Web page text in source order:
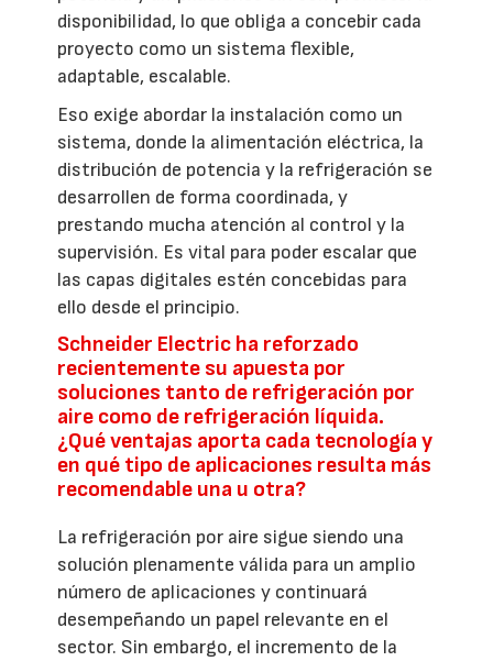
disponibilidad, lo que obliga a concebir cada
proyecto como un sistema flexible,
adaptable, escalable.
Eso exige abordar la instalación como un
sistema, donde la alimentación eléctrica, la
distribución de potencia y la refrigeración se
desarrollen de forma coordinada, y
prestando mucha atención al control y la
supervisión. Es vital para poder escalar que
las capas digitales estén concebidas para
ello desde el principio.
Schneider Electric ha reforzado
recientemente su apuesta por
soluciones tanto de refrigeración por
aire como de refrigeración líquida.
¿Qué ventajas aporta cada tecnología y
en qué tipo de aplicaciones resulta más
recomendable una u otra?
La refrigeración por aire sigue siendo una
solución plenamente válida para un amplio
número de aplicaciones y continuará
desempeñando un papel relevante en el
sector. Sin embargo, el incremento de la